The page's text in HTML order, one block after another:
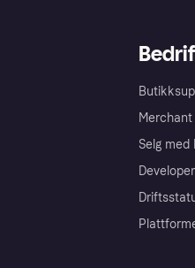
Selg med